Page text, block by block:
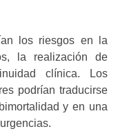
los riesgos en la
la realización de
clínica. Los
podrían traducirse
y en una